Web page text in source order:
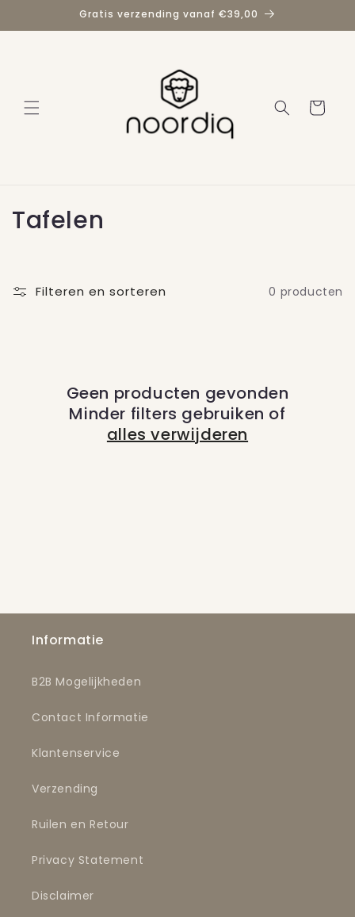
content
Gratis verzending vanaf €39,00
Winkelwagen
C
l
Tafelen
Filteren en sorteren 0 producten
Geen producten gevonden
Minder filters gebruiken of
alles verwijderen
Informatie
B2B Mogelijkheden
Contact Informatie
Klantenservice
Verzending
Ruilen en Retour
Privacy Statement
Disclaimer